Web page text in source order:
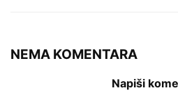
NEMA KOMENTARA
Napiši